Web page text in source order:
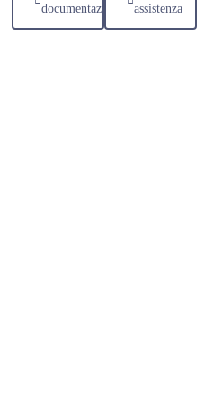
documentazione
assistenza